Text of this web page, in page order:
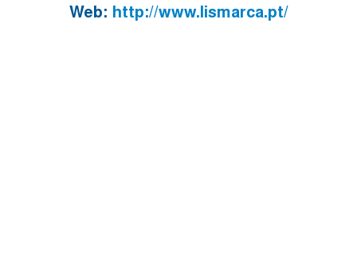
Web: http://www.lismarca.pt/